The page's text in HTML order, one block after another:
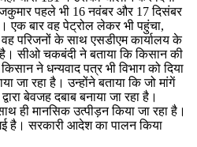
पहले भी 16 नवंबर और 17 दिसंबर
एक बार वह पेट्रोल लेकर भी पहुंचा,
परिजनों के साथ एसडीएम कार्यालय के
सीओ चकबंदी ने बताया कि किसान की
ने धन्यवाद पत्र भी विभाग को दिया
जा रहा है। उन्होंने बताया कि जो मांगें
बेवजह दबाब बनाया जा रहा है।
ही मानसिक उत्पीड़न किया जा रहा है।
गई है। सरकारी आदेश का पालन किया